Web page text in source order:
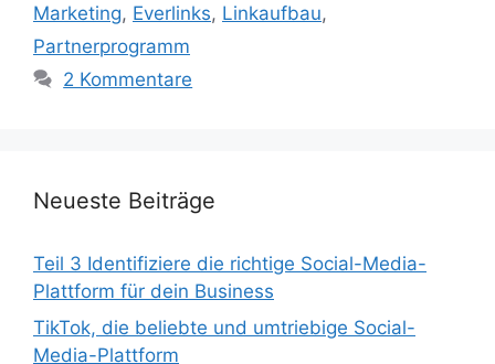
Marketing, Everlinks, Linkaufbau,
Partnerprogramm
2 Kommentare
Neueste Beiträge
Teil 3 Identifiziere die richtige Social-Media-
Plattform für dein Business
TikTok, die beliebte und umtriebige Social-
Media-Plattform